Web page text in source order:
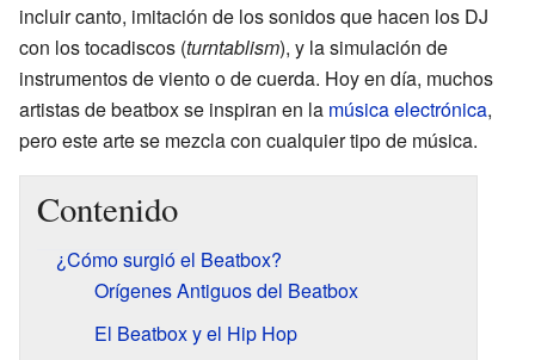
incluir canto, imitación de los sonidos que hacen los DJ
con los tocadiscos (turntablism), y la simulación de
instrumentos de viento o de cuerda. Hoy en día, muchos
artistas de beatbox se inspiran en la música electrónica,
pero este arte se mezcla con cualquier tipo de música.
Contenido
¿Cómo surgió el Beatbox?
Orígenes Antiguos del Beatbox
El Beatbox y el Hip Hop